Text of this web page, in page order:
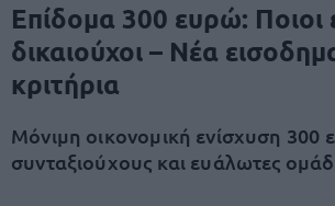
Επίδομα 300 ευρώ: Ποιοι
δικαιούχοι – Νέα
κριτήρια
Μόνιμη οικονομική ενίσχυση 300
συνταξιούχους και ευάλωτες